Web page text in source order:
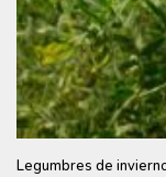
Legumbres de